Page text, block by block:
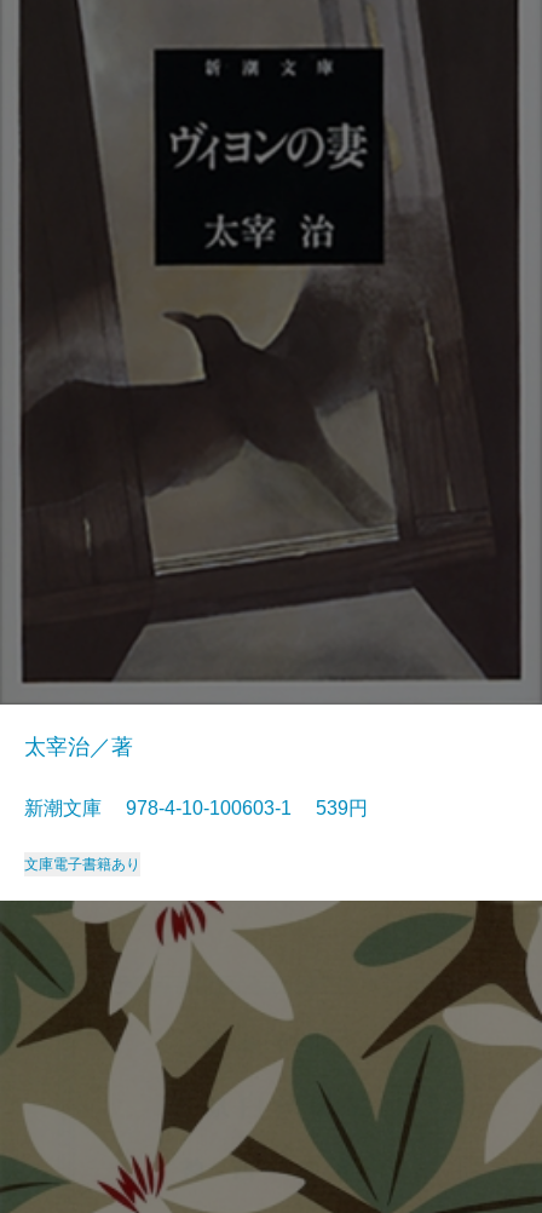
太宰治／著
新潮文庫 978-4-10-100603-1 539円
文庫電子書籍あり